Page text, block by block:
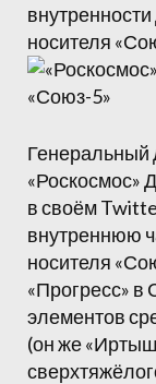
носителя
Генеральный
«Роскосмос»
в своём
внутреннюю
носителя
«Прогресс» в
элементов
(он же